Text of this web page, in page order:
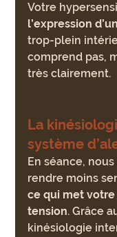
Votre
l’expression
trop-plein
comprend pas,
très clairement.
La
système
En séance,
rendre moins
ce qui met
tension. Grâce
kinésiologie